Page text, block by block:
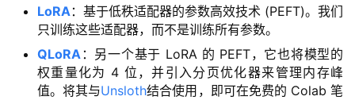
LoRA：基于低秩适配器的参数高效技术 (PEFT)。我们
只训练这些适配器，而不是训练所有参数。
QLoRA ：另一个基于 LoRA 的 PEFT，它也将模型的
权重量化为 4 位，并引入分页优化器来管理内存峰
值。将其与Unsloth结合使用，即可在免费的 Colab 笔